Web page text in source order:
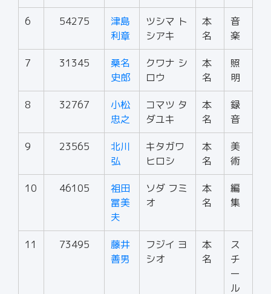
6 54275
津島
利章
ツシマ ト
シアキ
本
名
音
楽
7 31345
桑名
史郎
クワナ シ
ロウ
本
名
照
明
8 32767
小松
忠之
コマツ タ
ダユキ
本
名
録
音
9 23565
北川
弘
キタガワ
ヒロシ
本
名
美
術
10 46105
祖田
冨美
夫
ソダ フミ
オ
本
名
編
集
11 73495
藤井
善男
フジイ ヨ
シオ
本
名
ス
チ
ー
ル